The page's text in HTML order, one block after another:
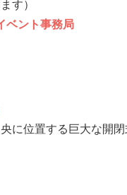
す）
ベント事務局
に位置する巨大な開